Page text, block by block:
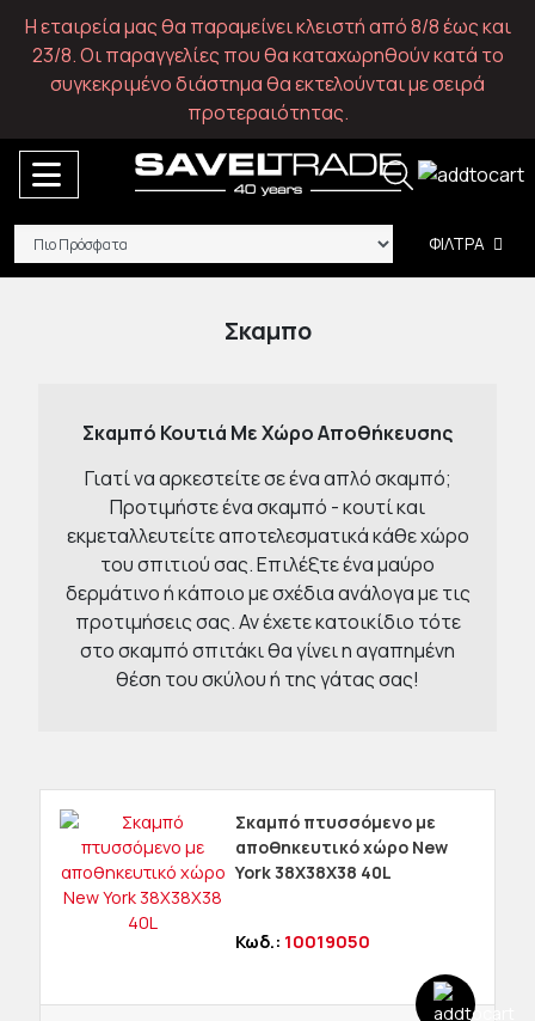
Η εταιρεία μας θα παραμείνει κλειστή από 8/8 έως και
23/8. Οι παραγγελίες που θα καταχωρηθούν κατά το
συγκεκριμένο διάστημα θα εκτελούνται με σειρά
προτεραιότητας.
ΦΙΛΤΡΑ
Σκαμπο
Σκαμπό Κουτιά Με Χώρο Αποθήκευσης
Γιατί να αρκεστείτε σε ένα απλό σκαμπό;
Προτιμήστε ένα σκαμπό - κουτί και
εκμεταλλευτείτε αποτελεσματικά κάθε χώρο
του σπιτιού σας. Επιλέξτε ένα μαύρο
δερμάτινο ή κάποιο με σχέδια ανάλογα με τις
προτιμήσεις σας. Αν έχετε κατοικίδιο τότε
στο σκαμπό σπιτάκι θα γίνει η αγαπημένη
θέση του σκύλου ή της γάτας σας!
Σκαμπό πτυσσόμενο με
αποθηκευτικό χώρο New
York 38Χ38Χ38 40L
Κωδ.: 10019050